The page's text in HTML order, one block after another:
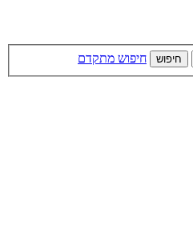
חיפוש חיפוש מתקדם